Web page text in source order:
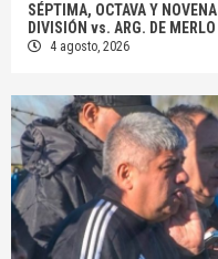
SÉPTIMA, OCTAVA Y NOVENA
DIVISIÓN vs. ARG. DE MERLO
4 agosto, 2026